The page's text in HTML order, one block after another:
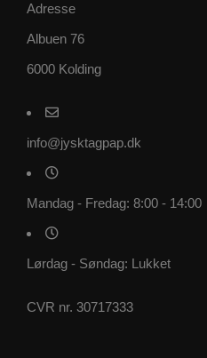
Adresse
Albuen 76
6000 Kolding
info@jysktagpap.dk
Mandag - Fredag: 8:00 - 14:00
Lørdag - Søndag: Lukket
CVR nr. 30717333